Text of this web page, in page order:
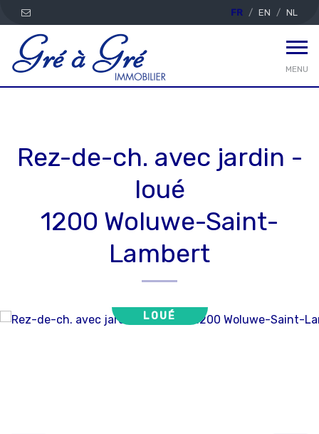
FR EN NL
MENU
Rez-de-ch. avec jardin -
loué
1200 Woluwe-Saint-
Lambert
LOUÉ